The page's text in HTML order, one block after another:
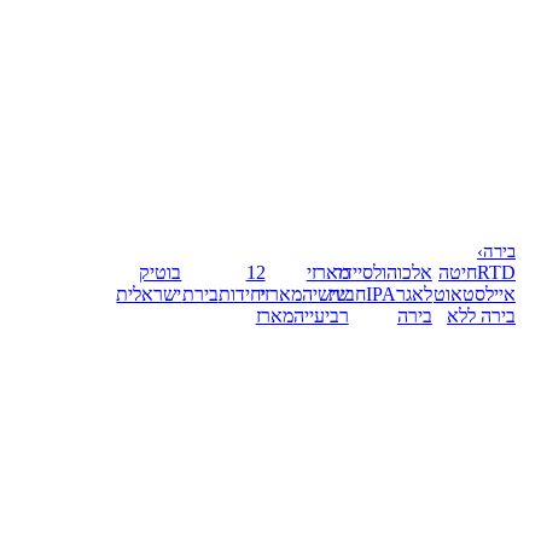
בירה›
RTDחיטה
איילסטאוט
בירה ללא
אלכוהולסיידר
לאגרIPAחבית
בירה
מארזי
שישיהמארזי
רביעייהמארז
12
יחידותבירת
בוטיק
ישראלית